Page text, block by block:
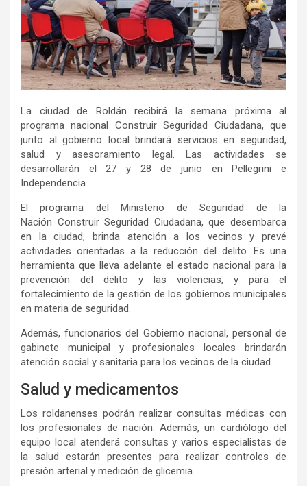
La ciudad de Roldán recibirá la semana próxima al
programa nacional Construir Seguridad Ciudadana, que
junto al gobierno local brindará servicios en seguridad,
salud y asesoramiento legal. Las actividades se
desarrollarán el 27 y 28 de junio en Pellegrini e
Independencia.
El programa del Ministerio de Seguridad de la
Nación Construir Seguridad Ciudadana, que desembarca
en la ciudad, brinda atención a los vecinos y prevé
actividades orientadas a la reducción del delito. Es una
herramienta que lleva adelante el estado nacional para la
prevención del delito y las violencias, y para el
fortalecimiento de la gestión de los gobiernos municipales
en materia de seguridad.
Además, funcionarios del Gobierno nacional, personal de
gabinete municipal y profesionales locales brindarán
atención social y sanitaria para los vecinos de la ciudad.
Salud y medicamentos
Los roldanenses podrán realizar consultas médicas con
los profesionales de nación. Además, un cardiólogo del
equipo local atenderá consultas y varios especialistas de
la salud estarán presentes para realizar controles de
presión arterial y medición de glicemia.